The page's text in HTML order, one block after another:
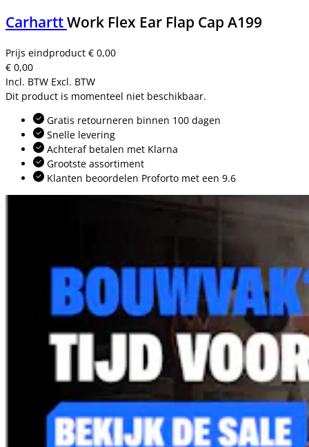
CarharttWork Flex Ear Flap Cap A199
Prijs eindproduct € 0,00
€ 0,00
Incl. BTW Excl. BTW
Dit product is momenteel niet beschikbaar.
Gratis retourneren binnen 100 dagen
Snelle levering
Achteraf betalen met Klarna
Grootste assortiment
Klanten beoordelen Proforto met een 9.6